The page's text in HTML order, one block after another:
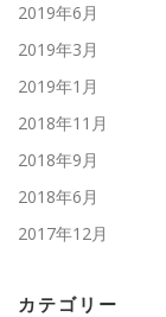
2019年6月
2019年3月
2019年1月
2018年11月
2018年9月
2018年6月
2017年12月
カテゴリー